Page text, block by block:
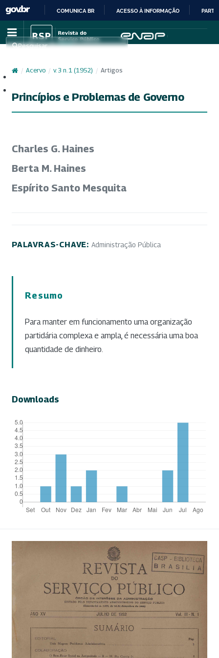
IR
PARA
CONTEÚDO
COMUNICA BR ACESSO À INFORMAÇÃO
Pesquisar
/ Acervo / v. 3 n. 1 (1952) / Artigos
Princípios e Problemas de Governo
Charles G. Haines
Berta M. Haines
Espírito Santo Mesquita
PALAVRAS-CHAVE: Administração Pública
Resumo
Para manter em funcionamento uma organização
partidária complexa e ampla, é necessária uma boa
quantidade de dinheiro.
Downloads